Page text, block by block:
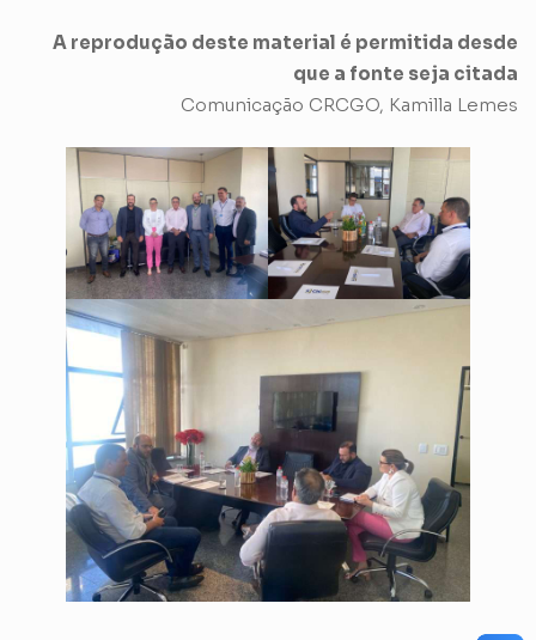
A reprodução deste material é permitida desde
que a fonte seja citada
Comunicação CRCGO, Kamilla Lemes